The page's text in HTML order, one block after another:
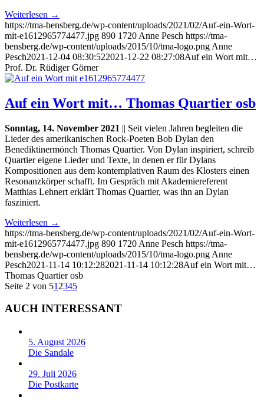
Weiterlesen →
https://tma-bensberg.de/wp-content/uploads/2021/02/Auf-ein-Wort-
mit-e1612965774477.jpg 890 1720 Anne Pesch https://tma-
bensberg.de/wp-content/uploads/2015/10/tma-logo.png Anne
Pesch2021-12-04 08:30:522021-12-22 08:27:08Auf ein Wort mit…
Prof. Dr. Rüdiger Görner
Auf ein Wort mit… Thomas Quartier osb
Sonntag, 14. November 2021 || Seit vielen Jahren begleiten die
Lieder des amerikanischen Rock-Poeten Bob Dylan den
Benediktinermönch Thomas Quartier. Von Dylan inspiriert, schreib
Quartier eigene Lieder und Texte, in denen er für Dylans
Kompositionen aus dem kontemplativen Raum des Klosters einen
Resonanzkörper schafft. Im Gespräch mit Akademiereferent
Matthias Lehnert erklärt Thomas Quartier, was ihn an Dylan
fasziniert.
Weiterlesen →
https://tma-bensberg.de/wp-content/uploads/2021/02/Auf-ein-Wort-
mit-e1612965774477.jpg 890 1720 Anne Pesch https://tma-
bensberg.de/wp-content/uploads/2015/10/tma-logo.png Anne
Pesch2021-11-14 10:12:282021-11-14 10:12:28Auf ein Wort mit…
Thomas Quartier osb
Seite 2 von 51 2345
AUCH INTERESSANT
5. August 2026
Die Sandale
29. Juli 2026
Die Postkarte